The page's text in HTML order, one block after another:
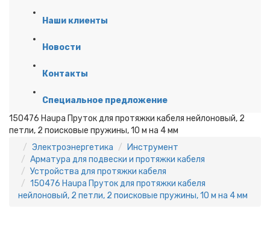
Наши клиенты
Новости
Контакты
Специальное предложение
150476 Haupa Пруток для протяжки кабеля нейлоновый, 2
петли, 2 поисковые пружины, 10 м на 4 мм
Электроэнергетика
Инструмент
Арматура для подвески и протяжки кабеля
Устройства для протяжки кабеля
150476 Haupa Пруток для протяжки кабеля
нейлоновый, 2 петли, 2 поисковые пружины, 10 м на 4 мм